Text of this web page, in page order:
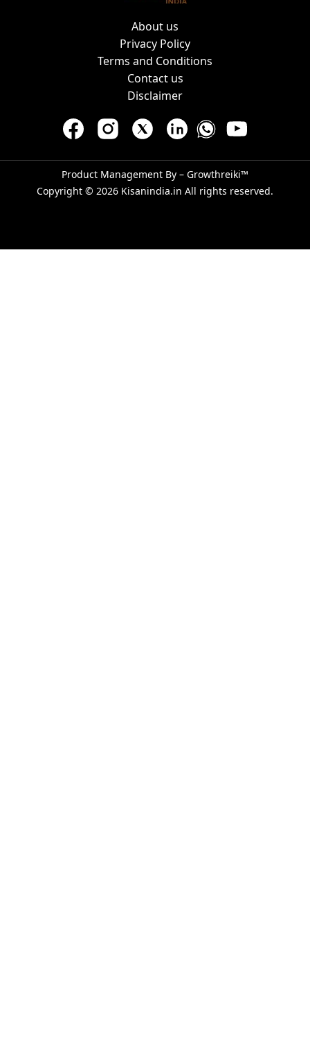
About us
Privacy Policy
Terms and Conditions
Contact us
Disclaimer
Product Management By – Growthreiki™
Copyright © 2026 Kisanindia.in All rights reserved.